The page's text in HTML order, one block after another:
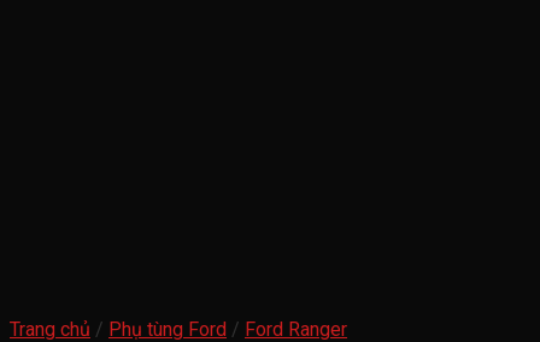
Trang chủ / Phụ tùng Ford / Ford Ranger